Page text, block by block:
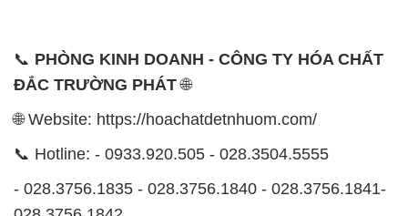
📞 PHÒNG KINH DOANH - CÔNG TY HÓA CHẤT
ĐẮC TRƯỜNG PHÁT🌐
🌐 Website: https://hoachatdetnhuom.com/
📞 Hotline: - 0933.920.505 - 028.3504.5555
- 028.3756.1835 - 028.3756.1840 - 028.3756.1841-